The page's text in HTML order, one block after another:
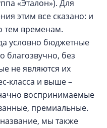
«Эталон»). Для
этим все сказано: и
тем временам.
условно бюджетные
благозвучно, без
не являются их
класса и выше –
воспринимаемые
премиальные.
мы также